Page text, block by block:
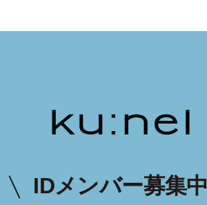
IDメンバー募集中